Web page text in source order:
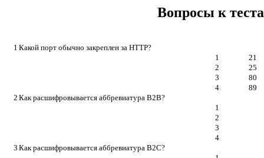
Вопросы к
1 Какой порт обычно закреплен за HTTP?
1
21
2
25
3
80
4
89
2 Как расшифровывается аббревиатура B2B?
1
2
3
4
3 Как расшифровывается аббревиатура B2C?